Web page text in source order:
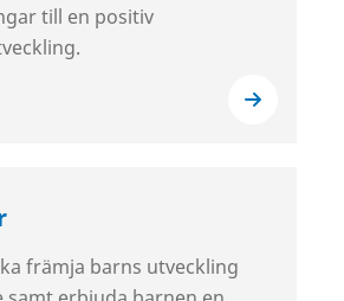
till en positiv
främja barns utveckling